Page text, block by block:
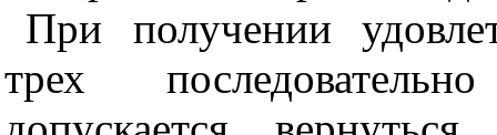
При получении
трех